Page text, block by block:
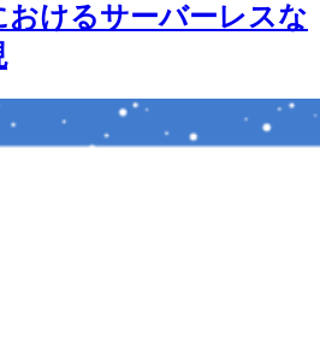
おけるサーバーレスな